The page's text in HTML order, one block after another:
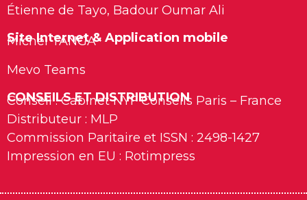
Étienne de Tayo, Badour Oumar Ali
Site Internet & Application mobile
Michel TANGA
Mevo Teams
CONSEILS ET DISTRIBUTION
Conseil : Cabinet NYF Conseils Paris – France
Distributeur : MLP
Commission Paritaire et ISSN : 2498-1427
Impression en EU : Rotimpress